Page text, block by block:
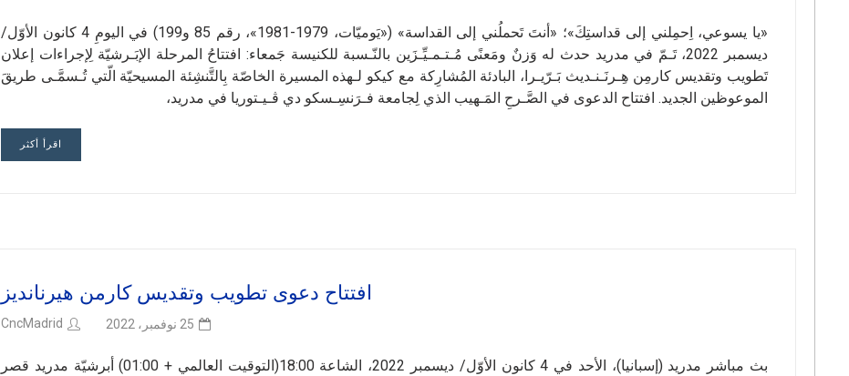
«يا يسوعي، اِحمِلني إلى قداستِكَ»؛ «أنتَ تَحملُني إلى القداسة» («يَوميّات، 1979-1981»، رقم 85 و199) في اليومِ 4 كانون الأوّل/
ديسمبر 2022، تَـمّ في مدريد حدث له وَزنٌ ومَعنًى مُـتـمـيِّـزَين بالنّـسبة للكنيسة جَمعاء: افتتاحُ المرحلة الإبَـرشيّة لِإجراءات إعلان
تَطويب وتقديس كارمِن هِـرنَـنـديث بَـرّيـرا، البادئة المُشارِكة مع كيكو لـهذه المسيرة الخاصّة بِالتَّنشِئة المسيحيّة الّتي تُـسمَّـى طريقَ
الموعوظين الجديد. افتتاح الدعوى في الصَّـرحِ المَـهيب الذي لِجامعة فـرَنسِـسكو دي ڤـيـتوريا في مدريد،
اقرأ أكثر
افتتاح دعوى تطويب وتقديس كارمن هيرنانديز
25 نوفمبر، 2022 CncMadrid
بث مباشر مدريد (إسبانيا)، الأحد في 4 كانون الأوّل/ ديسمبر 2022، الشاعة 18:00(التوقيت العالمي + 01:00) أبرشيّة مدريد قصر